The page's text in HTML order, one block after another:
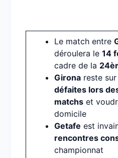
Le match entre
déroulera le 14
cadre de la
Girona reste
défaites lors
matchs et
domicile
Getafe est
rencontres
championnat